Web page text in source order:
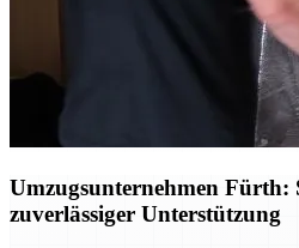
Umzugsunternehmen Fürth:
zuverlässiger Unterstützung